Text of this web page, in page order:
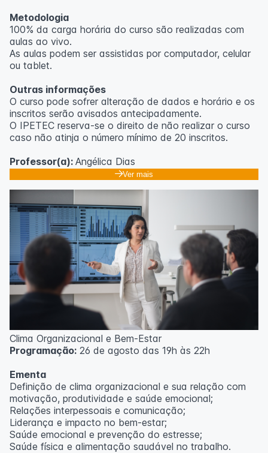
Metodologia
100% da carga horária do curso são realizadas com
aulas ao vivo.
As aulas podem ser assistidas por computador, celular
ou tablet.
Outras informações
O curso pode sofrer alteração de dados e horário e os
inscritos serão avisados ​​antecipadamente.
O IPETEC reserva-se o direito de não realizar o curso
caso não atinja o número mínimo de 20 inscritos.
Professor(a): Angélica Dias
Ver mais
Clima Organizacional e Bem-Estar
Programação: 26 de agosto das 19h às 22h
Ementa
Definição de clima organizacional e sua relação com
motivação, produtividade e saúde emocional;
Relações interpessoais e comunicação;
Liderança e impacto no bem-estar;
Saúde emocional e prevenção do estresse;
Saúde física e alimentação saudável no trabalho.